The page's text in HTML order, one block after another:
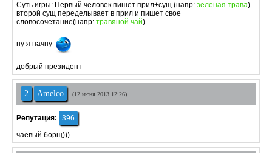
Суть игры: Первый человек пишет прил+сущ (напр: зеленая трава)
второй сущ переделывает в прил и пишет свое
словосочетание(напр: травяной чай)
ну я начну
добрый президент
2 Amelco (12 июня 2013 12:26)
Репутация:
396
чаёвый борщ)))